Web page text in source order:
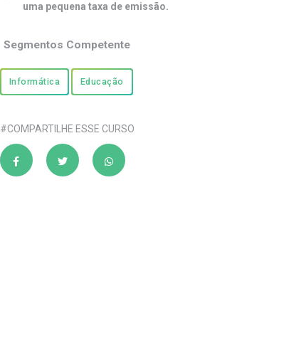
uma pequena taxa de emissão.
Segmentos Competente
Informática Educação
#COMPARTILHE ESSE CURSO